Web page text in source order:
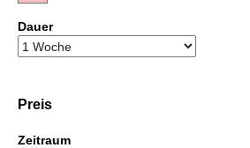
Dauer
Preis
Zeitraum